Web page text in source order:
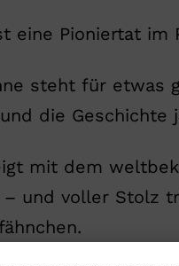
eine Pioniertat
steht für etwas
die
mit dem
und voller Stolz